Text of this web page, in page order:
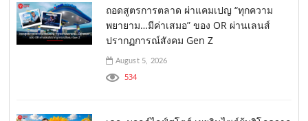
ถอดสูตรการตลาด ผ่าแคมเปญ “ทุกความ
พยายาม…มีค่าเสมอ” ของ OR ผ่านเลนส์
ปรากฏการณ์สังคม Gen Z
August 5, 2026
534